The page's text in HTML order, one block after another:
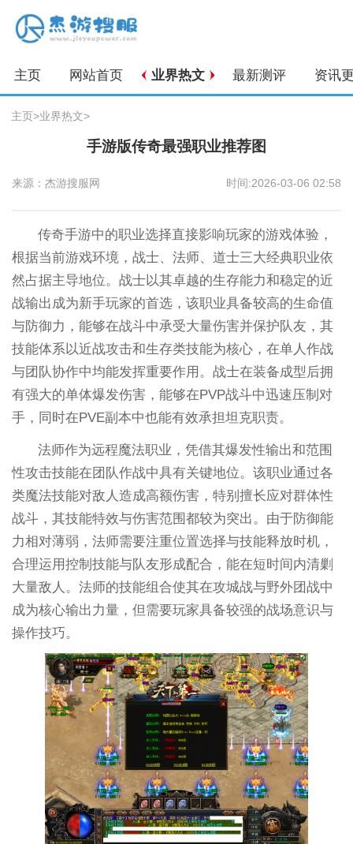
主页 网站首页 业界热文 最新测评 资讯
主页>业界热文>
手游版传奇最强职业推荐图
来源：杰游搜服网 时间:2026-03-06 02:58
传奇手游中的职业选择直接影响玩家的游戏体验，
根据当前游戏环境，战士、法师、道士三大经典职业依
然占据主导地位。战士以其卓越的生存能力和稳定的近
战输出成为新手玩家的首选，该职业具备较高的生命值
与防御力，能够在战斗中承受大量伤害并保护队友，其
技能体系以近战攻击和生存类技能为核心，在单人作战
与团队协作中均能发挥重要作用。战士在装备成型后拥
有强大的单体爆发伤害，能够在PVP战斗中迅速压制对
手，同时在PVE副本中也能有效承担坦克职责。
法师作为远程魔法职业，凭借其爆发性输出和范围
性攻击技能在团队作战中具有关键地位。该职业通过各
类魔法技能对敌人造成高额伤害，特别擅长应对群体性
战斗，其技能特效与伤害范围都较为突出。由于防御能
力相对薄弱，法师需要注重位置选择与技能释放时机，
合理运用控制技能与队友形成配合，能在短时间内清剿
大量敌人。法师的技能组合使其在攻城战与野外团战中
成为核心输出力量，但需要玩家具备较强的战场意识与
操作技巧。